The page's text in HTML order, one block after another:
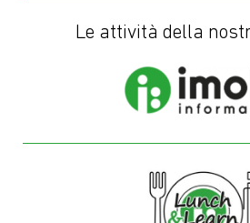
Le attività della